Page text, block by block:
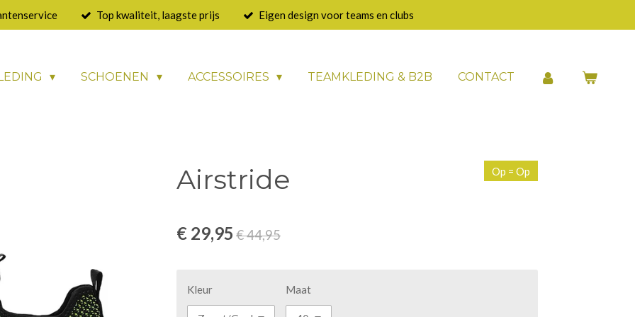
Top kwaliteit, laagste prijs Eigen design voor teams en clubs
SCHOENEN ACCESSOIRES TEAMKLEDING & B2B CONTACT
Airstride Op = Op
€ 29,95 € 44,95
Kleur Maat